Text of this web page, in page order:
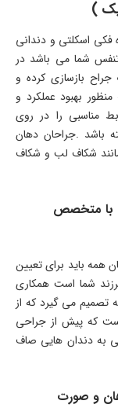
اسکلتی و دندانی
شما می باشد در
بازسازی کرده و
بهبود عملکرد و
مناسبی را در روی
باشد .جراحان دهان
شکاف لب و شکاف
با متخصص
باید برای تعیین
شما است همکاری
تصمیم می گیرد که از
که پیش از جراحی
به دندان هایی صاف
و صورت